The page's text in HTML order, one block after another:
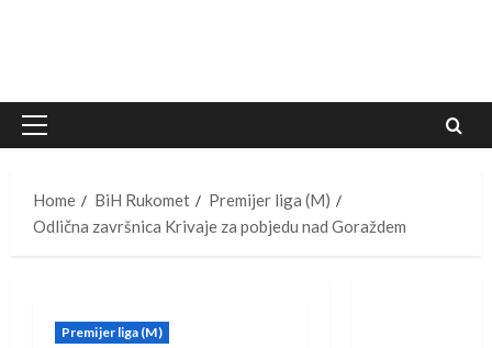
Primary
Home
BiH Rukomet
Premijer liga (M)
Odlična završnica Krivaje za pobjedu nad Goraždem
Premijer liga (M)